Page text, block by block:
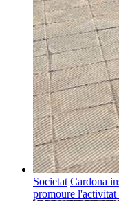
Societat Cardona
promoure